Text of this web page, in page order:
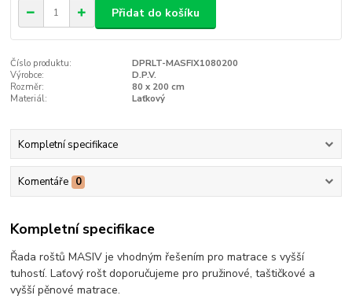
Přidat do košíku
Číslo produktu:
DPRLT-MASFIX1080200
Výrobce:
D.P.V.
Rozměr:
80 x 200 cm
Materiál:
Laťkový
Kompletní specifikace
Komentáře 0
Kompletní specifikace
Řada roštů MASIV je vhodným řešením pro matrace s vyšší
tuhostí. Laťový rošt doporučujeme pro pružinové, taštičkové a
vyšší pěnové matrace.